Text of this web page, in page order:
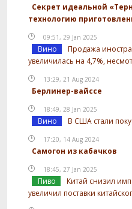
Секрет идеальной
технологию
09:51, 29 Jan 2025
Вино
Продажа
увеличилась на 4,7%,
13:29, 21 Aug 2024
Берлинер-вайссе
18:49, 28 Jan 2025
Вино В США стали
17:20, 14 Aug 2024
Самогон из кабачков
18:45, 27 Jan 2025
Пиво
Китай снизил
увеличил поставки